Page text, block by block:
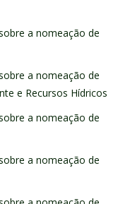
a nomeação de
a nomeação de
e Recursos Hídricos
a nomeação de
a nomeação de